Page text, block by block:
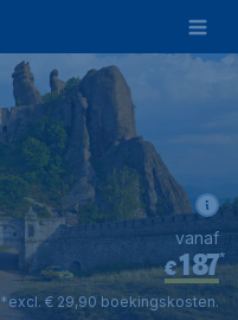
€187*
vanaf
*excl. € 29,90 boekingskosten.